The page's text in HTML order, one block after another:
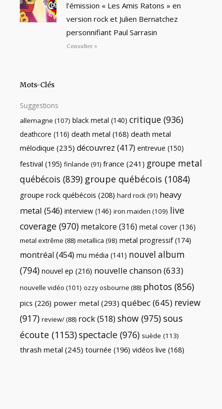
l’émission « Les Amis Ratons » en
version rock et Julien Bernatchez
personnifiant Paul Sarrasin
Consulter »
Mots-Clés
Suggestions
allemagne (107) black metal (140) critique (936)
deathcore (116) death metal (168) death metal
mélodique (235) découvrez (417) entrevue (150)
festival (195) finlande (91) france (241) groupe metal
québécois (839) groupe québécois (1084)
groupe rock québécois (208) hard rock(91) heavy
metal (546) interview (146) iron maiden (109) live
coverage (970) metalcore (316) metal cover (136)
metal extrême (88) metallica (98) metal progressif(174)
montréal (454) mu média (141) nouvel album
(794) nouvel ep (216) nouvelle chanson(633)
nouvelle vidéo (101) ozzy osbourne (88) photos (856)
pics (226) power metal (293) québec(645) review
(917) review/(88) rock(518) show (975) sous
écoute (1153)spectacle (976) suède (113)
thrash metal (245) tournée (196) vidéos live (168)